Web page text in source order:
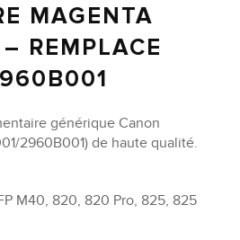
MAGENTA
REMPLACE
générique Canon
2960B001) de haute qualité.
M40, 820, 820 Pro, 825, 825